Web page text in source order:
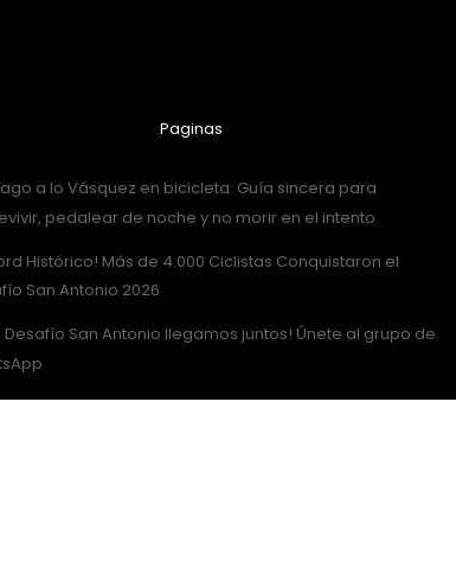
Paginas
a lo Vásquez en bicicleta: Guía sincera para
pedalear de noche y no morir en el intento
Histórico! Más de 4.000 Ciclistas Conquistaron el
San Antonio 2026
Desafío San Antonio llegamos juntos! Únete al grupo de
San Antonio 2026: La gran fiesta de los 3000 ciclistas